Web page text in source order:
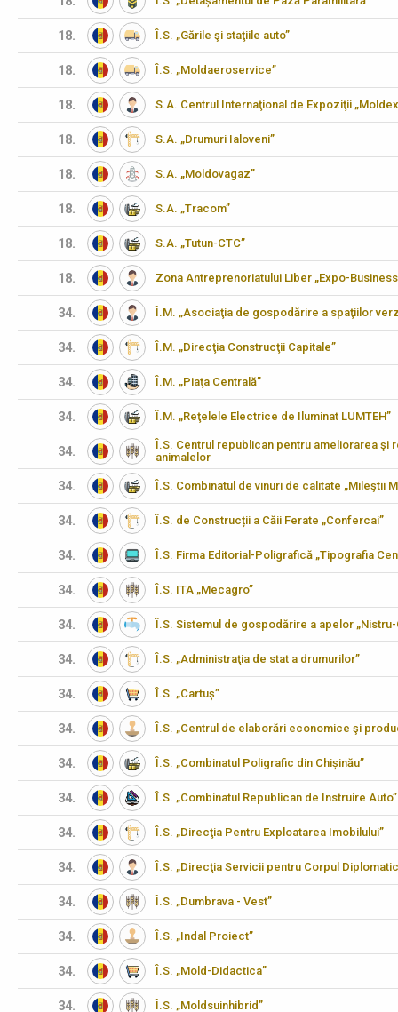
18. Î.S. „Gările şi staţiile auto”
18. Î.S. „Moldaeroservice”
18. S.A. Centrul Internaţional de Expoziţii
18. S.A. „Drumuri Ialoveni”
18. S.A. „Moldovagaz”
18. S.A. „Tracom”
18. S.A. „Tutun-CTC”
18. Zona Antreprenoriatului Liber „Expo-
34. Î.M. „Asociaţia de gospodărire a spaţiilor
34. Î.M. „Direcţia Construcţii Capitale”
34. Î.M. „Piaţa Centrală”
34. Î.M. „Reţelele Electrice de Iluminat LUMTEH”
34.
Î.S. Centrul republican pentru ameliorarea şi
animalelor
34. Î.S. Combinatul de vinuri de calitate „Mileştii
34. Î.S. de Construcții a Căii Ferate „Confercai”
34. Î.S. Firma Editorial-Poligrafică „Tipografia
34. Î.S. ITA „Mecagro”
34. Î.S. Sistemul de gospodărire a apelor „Nistru-
34. Î.S. „Administraţia de stat a drumurilor”
34. Î.S. „Cartuș”
34. Î.S. „Centrul de elaborări economice şi
34. Î.S. „Combinatul Poligrafic din Chișinău”
34. Î.S. „Combinatul Republican de Instruire Auto”
34. Î.S. „Direcţia Pentru Exploatarea Imobilului”
34. Î.S. „Direcţia Servicii pentru Corpul
34. Î.S. „Dumbrava - Vest”
34. Î.S. „Indal Proiect”
34. Î.S. „Mold-Didactica”
34. Î.S. „Moldsuinhibrid”